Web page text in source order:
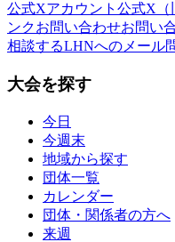
公式Xアカウント 公式X（
ンクお問い合わせお問い
相談するLHNへのメール
大会を探す
今日
今週末
地域から探す
団体一覧
カレンダー
団体・関係者の方へ
来週